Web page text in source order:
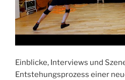
Einblicke, Interviews und
Entstehungsprozess einer